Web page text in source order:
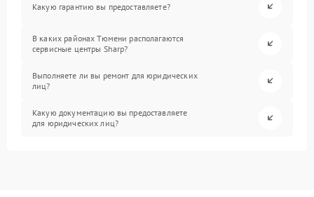
Какую гарантию вы предоставляете?
В каких районах Тюмени располагаются
сервисные центры Sharp?
Выполняете ли вы ремонт для юридических
лиц?
Какую документацию вы предоставляете
для юридических лиц?